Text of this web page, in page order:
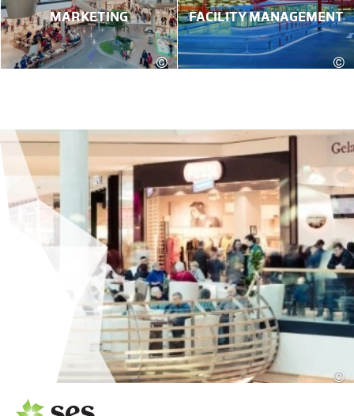
© Robert Fritz
MARKETING
©
FACILITY MANAGEMENT
©